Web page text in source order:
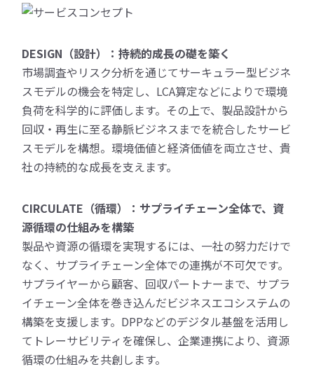
DESIGN（設計）：持続的成長の礎を築く
市場調査やリスク分析を通じてサーキュラー型ビジネ
スモデルの機会を特定し、LCA算定などによりで環境
負荷を科学的に評価します。その上で、製品設計から
回収・再生に至る静脈ビジネスまでを統合したサービ
スモデルを構想。環境価値と経済価値を両立させ、貴
社の持続的な成長を支えます。
CIRCULATE（循環）：サプライチェーン全体で、資
源循環の仕組みを構築
製品や資源の循環を実現するには、一社の努力だけで
なく、サプライチェーン全体での連携が不可欠です。
サプライヤーから顧客、回収パートナーまで、サプラ
イチェーン全体を巻き込んだビジネスエコシステムの
構築を支援します。DPPなどのデジタル基盤を活用し
てトレーサビリティを確保し、企業連携により、資源
循環の仕組みを共創します。